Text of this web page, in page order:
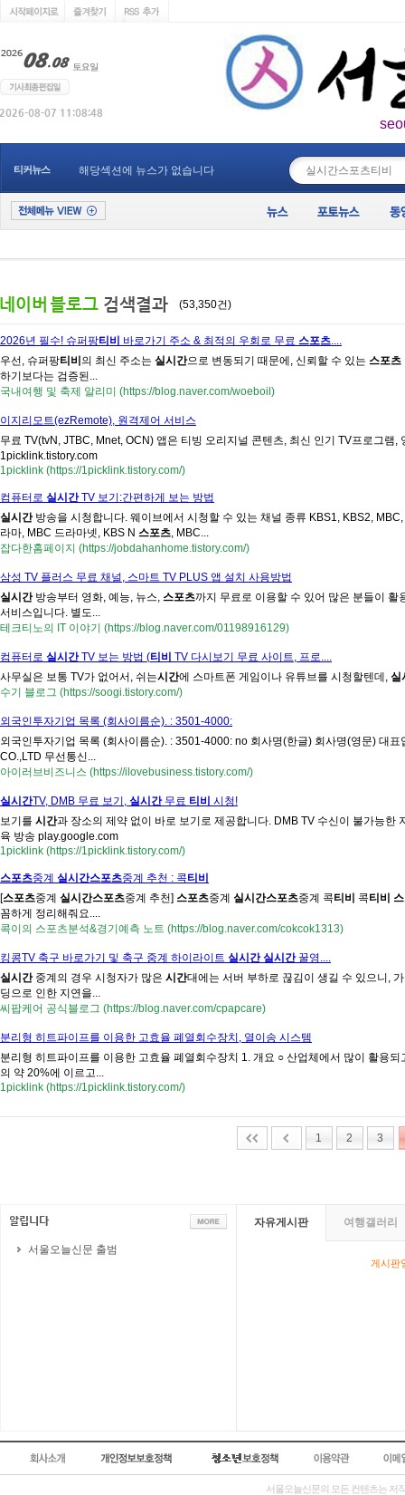
티커뉴스 해당섹션에 뉴스가 없습니다
(53,350건)
2026년 필수! 슈퍼팡티비 바로가기 주소 & 최적의 우회로 무료 스포츠....
우선, 슈퍼팡티비 의 최신 주소는 실시간으로 변동되기 때문에, 신뢰할 수 있는 스포츠
하기보다는 검증된...
국내여행 및 축제 알리미 (https://blog.naver.com/woeboil)
이지리모트(ezRemote), 원격제어 서비스
무료 TV(tvN, JTBC, Mnet, OCN) 앱은 티빙 오리지널 콘텐츠, 최신 인기 TV프로그램,
1picklink.tistory.com
1picklink (https://1picklink.tistory.com/)
컴퓨터로 실시간TV 보기:간편하게 보는 방법
실시간방송을 시청합니다. 웨이브에서 시청할 수 있는 채널 종류 KBS1, KBS2,
라마, MBC 드라마넷, KBS N 스포츠, MBC...
잡다한홈페이지 (https://jobdahanhome.tistory.com/)
삼성 TV 플러스 무료 채널, 스마트 TV PLUS 앱 설치 사용방법
실시간방송부터 영화, 예능, 뉴스, 스포츠까지 무료로 이용할 수 있어 많은 분들이
서비스입니다. 별도...
테크티노의 IT 이야기 (https://blog.naver.com/01198916129)
컴퓨터로 실시간TV 보는 방법 (티비 TV 다시보기 무료 사이트, 프로....
사무실은 보통 TV가 없어서, 쉬는시간에 스마트폰 게임이나 유튜브를 시청할텐데, 실
수기 블로그 (https://soogi.tistory.com/)
외국인투자기업 목록 (회사이름순). : 3501-4000:
외국인투자기업 목록 (회사이름순). : 3501-4000: no 회사명(한글) 회사명(영문) 대
CO.,LTD 무선통신...
아이러브비즈니스 (https://ilovebusiness.tistory.com/)
실시간TV, DMB 무료 보기, 실시간무료 티비 시청!
보기를 시간과 장소의 제약 없이 바로 보기로 제공합니다. DMB TV 수신이 불가능한
육 방송 play.google.com
1picklink (https://1picklink.tistory.com/)
스포츠중계 실시간스포츠중계 추천 : 콕티비
[스포츠중계 실시간스포츠중계 추천] 스포츠중계 실시간스포츠중계 콕티비 콕티비
꼼하게 정리해줘요....
콕이의 스포츠분석&경기예측 노트 (https://blog.naver.com/cokcok1313)
킹콩TV 축구 바로가기 및 축구 중계 하이라이트 실시간 실시간꿀영....
실시간중계의 경우 시청자가 많은 시간대에는 서버 부하로 끊김이 생길 수 있으니,
딩으로 인한 지연을...
씨팝케어 공식블로그 (https://blog.naver.com/cpapcare)
분리형 히트파이프를 이용한 고효율 폐열회수장치, 열이송 시스템
분리형 히트파이프를 이용한 고효율 폐열회수장치 1. 개요 ○ 산업체에서 많이 활용
의 약 20%에 이르고...
1picklink (https://1picklink.tistory.com/)
1 2 3
서울오늘신문 출범
자유게시판 여행갤러리
게시판
서울오늘신문의 모든 컨텐츠는 저